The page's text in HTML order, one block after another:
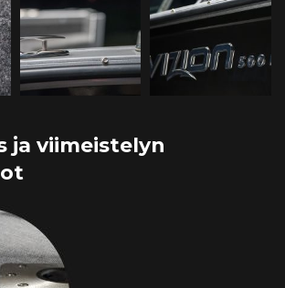
ja viimeistelyn